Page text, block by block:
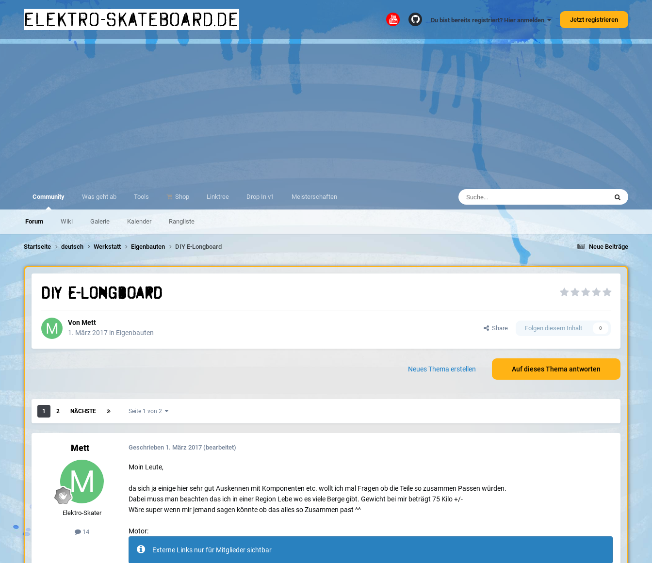
elektro-skateboard.de Du bist bereits registriert? Hier anmelden Jetzt registrieren
Community
Forum Wiki Galerie Kalender Rangliste
Was geht ab Tools Shop Linktree Drop In v1 Meisterschaften
Neue Beiträge
Startseite deutsch Werkstatt Eigenbauten DIY E-Longboard
DIY E-Longboard
VonMett
1. März 2017in Eigenbauten
Share Folgen diesem Inhalt 0
Auf dieses Thema antworten
Neues Thema erstellen
1 2 NÄCHSTE Seite 1 von 2
Mett
Elektro-Skater
14
Geschrieben 1. März 2017 (bearbeitet)
Moin Leute,
da sich ja einige hier sehr gut Auskennen mit Komponenten etc. wollt ich mal Fragen ob die Teile so zusammen Passen würden.
Dabei muss man beachten das ich in einer Region Lebe wo es viele Berge gibt. Gewicht bei mir beträgt 75 Kilo +/-
Wäre super wenn mir jemand sagen könnte ob das alles so Zusammen past ^^
Motor:
Externe Links nur für Mitglieder sichtbar